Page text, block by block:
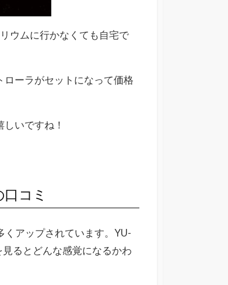
ウムに行かなくても自宅で
ーラがセットになって価格
いですね！
コミ
くアップされています。YU-
るとどんな感覚になるかわ